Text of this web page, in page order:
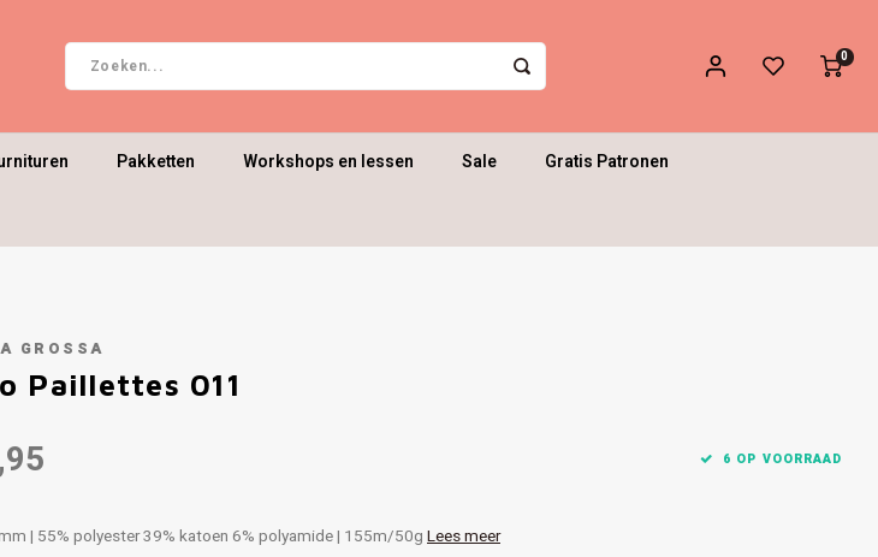
0
Pakketten Workshops en lessen Sale Gratis Patronen
GROSSA
Paillettes 011
6 OP VOORRAAD
| 55% polyester 39% katoen 6% polyamide | 155m/50g Lees meer